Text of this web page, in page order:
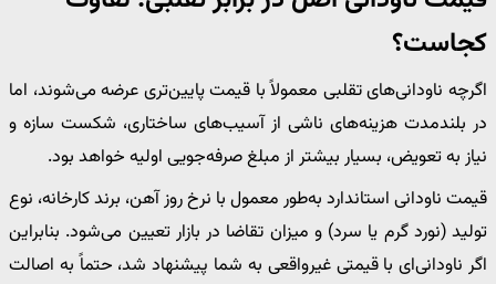
کجاست؟
اگرچه ناودانی‌های تقلبی معمولاً با قیمت پایین‌تری عرضه می‌شوند، اما
در بلندمدت هزینه‌های ناشی از آسیب‌های ساختاری، شکست سازه و
نیاز به تعویض، بسیار بیشتر از مبلغ صرفه‌جویی اولیه خواهد بود.
قیمت ناودانی استاندارد به‌طور معمول با نرخ روز آهن، برند کارخانه، نوع
تولید (نورد گرم یا سرد) و میزان تقاضا در بازار تعیین می‌شود. بنابراین
اگر ناودانی‌ای با قیمتی غیرواقعی به شما پیشنهاد شد، حتماً به اصالت